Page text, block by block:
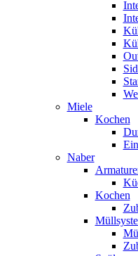
Miele
Kochen
Naber
Kochen